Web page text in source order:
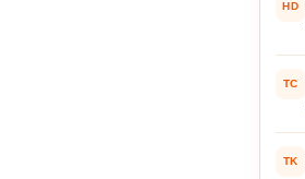
HD
TC
TK